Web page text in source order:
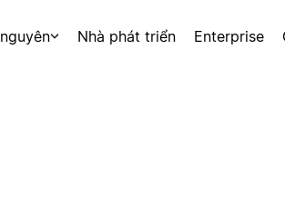
Nhà phát triển Enterprise